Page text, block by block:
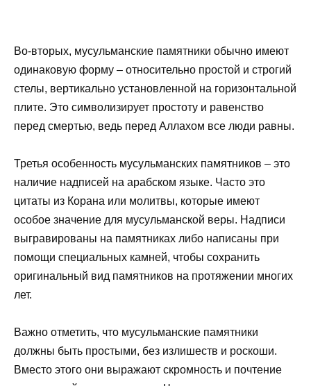
Во-вторых, мусульманские памятники обычно имеют
одинаковую форму – относительно простой и строгий
стелы, вертикально установленной на горизонтальной
плите. Это символизирует простоту и равенство
перед смертью, ведь перед Аллахом все люди равны.
Третья особенность мусульманских памятников – это
наличие надписей на арабском языке. Часто это
цитаты из Корана или молитвы, которые имеют
особое значение для мусульманской веры. Надписи
выгравированы на памятниках либо написаны при
помощи специальных камней, чтобы сохранить
оригинальный вид памятников на протяжении многих
лет.
Важно отметить, что мусульманские памятники
должны быть простыми, без излишеств и роскоши.
Вместо этого они выражают скромность и почтение